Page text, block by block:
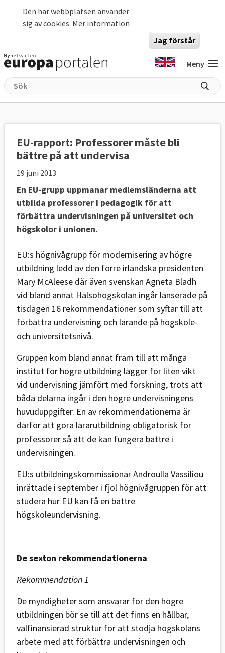
Den här webbplatsen använder
sig av cookies. Mer information
Jag förstår
Meny
EU-rapport: Professorer måste bli
bättre på att undervisa
19 juni 2013
En EU-grupp uppmanar medlemsländerna att
utbilda professorer i pedagogik för att
förbättra undervisningen på universitet och
högskolor i unionen.
EU:s högnivågrupp för modernisering av högre
utbildning ledd av den förre irländska presidenten
Mary McAleese där även svenskan Agneta Bladh
vid bland annat Hälsohögskolan ingår lanserade på
tisdagen 16 rekommendationer som syftar till att
förbättra undervisning och lärande på högskole-
och universitetsnivå.
Gruppen kom bland annat fram till att många
institut för högre utbildning lägger för liten vikt
vid undervisning jämfört med forskning, trots att
båda delarna ingår i den högre undervisningens
huvuduppgifter. En av rekommendationerna är
därför att göra lärarutbildning obligatorisk för
professorer så att de kan fungera bättre i
undervisningen.
EU:s utbildningskommissionär Androulla Vassiliou
inrättade i september i fjol högnivågruppen för att
studera hur EU kan få en bättre
högskoleundervisning.
De sexton rekommendationerna
Rekommendation 1
De myndigheter som ansvarar för den högre
utbildningen bör se till att det finns en hållbar,
välfinansierad struktur för att stödja högskolans
arbete med att förbättra undervisningen och